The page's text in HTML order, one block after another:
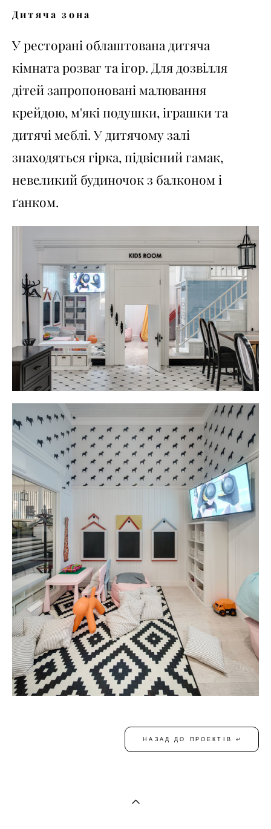
Дитяча зона
У ресторані облаштована дитяча
кімната розваг та ігор. Для дозвілля
дітей запропоновані малювання
крейдою, м'які подушки, іграшки та
дитячі меблі. У дитячому залі
знаходяться гірка, підвісний гамак,
невеликий будиночок з балконом і
ґанком.
НАЗАД ДО ПРОЕКТІВ ↵